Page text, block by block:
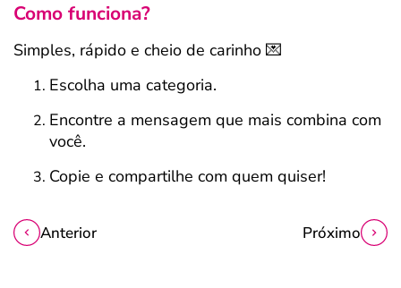
Como funciona?
Simples, rápido e cheio de carinho 💌
Escolha uma categoria.
Encontre a mensagem que mais combina com
você.
Copie e compartilhe com quem quiser!
Anterior Próximo